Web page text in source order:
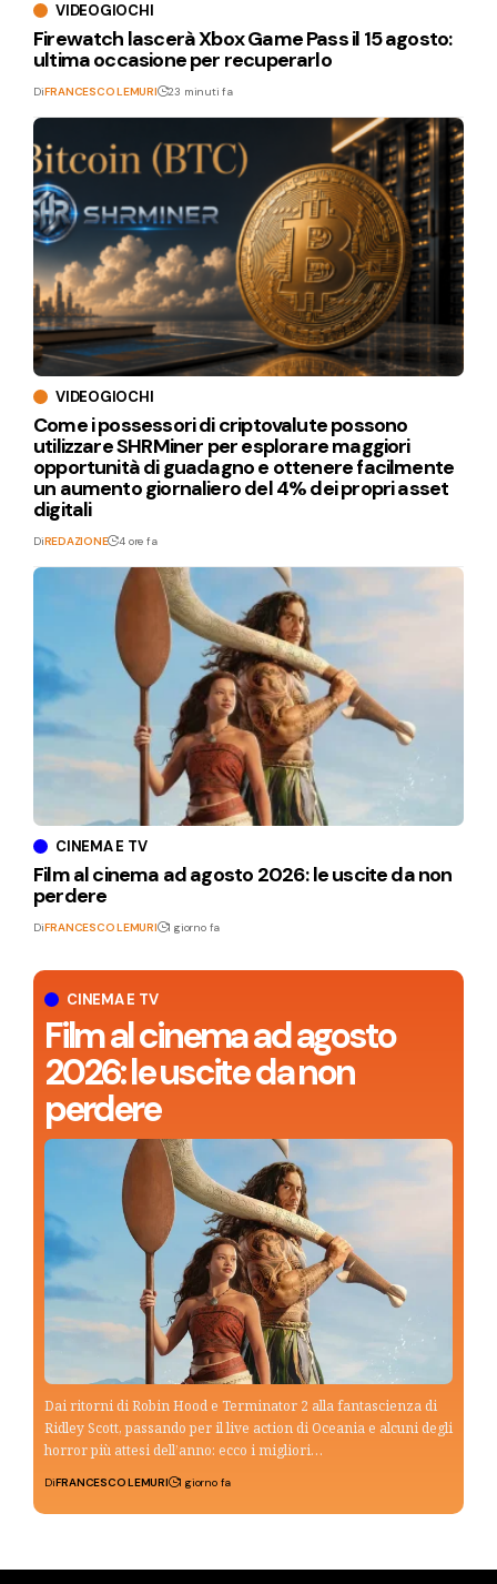
CINEMA E TV
Film al cinema ad agosto
2026: le uscite da non
perdere
Dai ritorni di Robin Hood e Terminator 2 alla fantascienza di
Ridley Scott, passando per il live action di Oceania e alcuni degli
horror più attesi dell’anno: ecco i migliori…
DiFRANCESCO LEMURI 1 giorno fa
VIDEOGIOCHI
Firewatch lascerà Xbox Game Pass il 15 agosto:
ultima occasione per recuperarlo
DiFRANCESCO LEMURI 23 minuti fa
VIDEOGIOCHI
Come i possessori di criptovalute possono
utilizzare SHRMiner per esplorare maggiori
opportunità di guadagno e ottenere facilmente
un aumento giornaliero del 4% dei propri asset
digitali
DiREDAZIONE 4 ore fa
CINEMA E TV
Film al cinema ad agosto 2026: le uscite da non
perdere
DiFRANCESCO LEMURI 1 giorno fa